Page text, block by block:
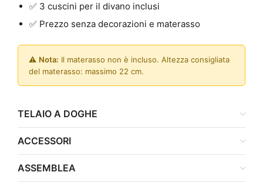
✅ 3 cuscini per il divano inclusi
✅ Prezzo senza decorazioni e materasso
⚠️ Nota: Il materasso non è incluso. Altezza consigliata
del materasso: massimo 22 cm.
TELAIO A DOGHE
ACCESSORI
ASSEMBLEA